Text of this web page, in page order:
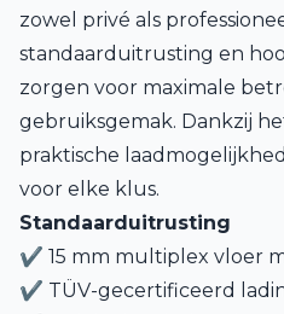
zowel privé als
standaarduitrusting en
zorgen voor maximale
gebruiksgemak. Dankzij
praktische
voor elke klus.
Standaarduitrusting
✔ 15 mm multiplex vloer
✔ TÜV-gecertificeerd